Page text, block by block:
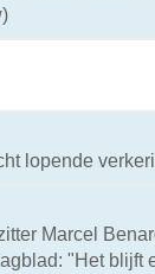
lopende
Marcel
"Het blijft